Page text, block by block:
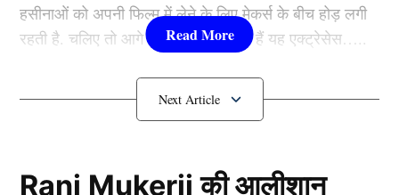
यह खिलाड़ी संभालेंगे DC की कमान
हसीनाओं को अपनी फिल्म में लेने के लिए मेकर्स के बीच होड़ लगी
रहती है. चलिए तो आगे जानते हैं कौन-कौन हैं यह एक्ट्रेसेस…..
कौन हैंBollywood की यह हसीनाएं?
Padukone)
Rani Mukerji की आलीशान